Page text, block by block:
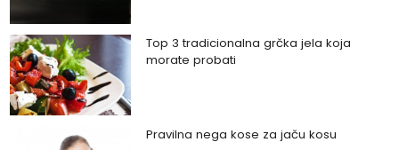
Top 3 tradicionalna grčka jela koja
morate probati
Pravilna nega kose za jaču kosu